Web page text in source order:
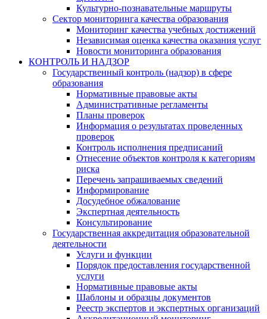
Культурно-познавательные маршруты
Сектор мониторинга качества образования
Мониторинг качества учебных достижений
Независимая оценка качества оказания услуг
Новости мониторинга образования
КОНТРОЛЬ И НАДЗОР
Государственный контроль (надзор) в сфере
образования
Нормативные правовые акты
Административные регламенты
Планы проверок
Информация о результатах проведенных
проверок
Контроль исполнения предписаний
Отнесение объектов контроля к категориям
риска
Перечень запрашиваемых сведений
Информирование
Досудебное обжалование
Экспертная деятельность
Консультирование
Государственная аккредитация образовательной
деятельности
Услуги и функции
Порядок предоставления государственной
услуги
Нормативные правовые акты
Шаблоны и образцы документов
Реестр экспертов и экспертных организаций